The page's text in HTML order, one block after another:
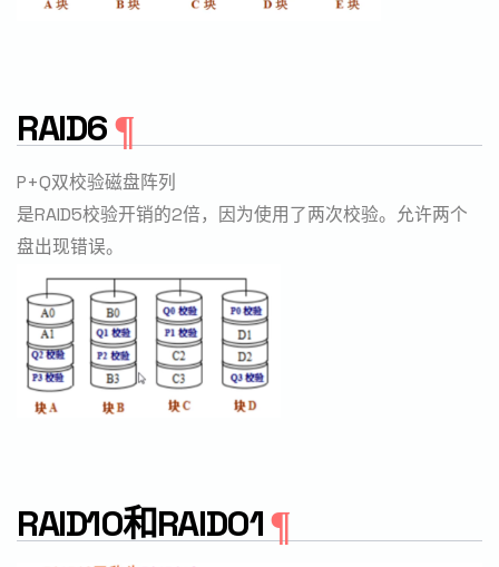
RAID6
P+Q双校验磁盘阵列
是RAID5校验开销的2倍，因为使用了两次校验。允许两个
盘出现错误。
RAID10和RAID01